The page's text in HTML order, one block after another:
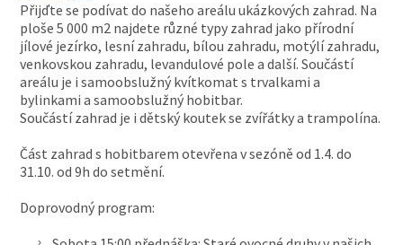
Přijďte se podívat do našeho areálu ukázkových zahrad. Na
ploše 5 000 m2 najdete různé typy zahrad jako přírodní
jílové jezírko, lesní zahradu, bílou zahradu, motýlí zahradu,
venkovskou zahradu, levandulové pole a další. Součástí
areálu je i samoobslužný kvítkomat s trvalkami a
bylinkami a samoobslužný hobitbar.
Součástí zahrad je i dětský koutek se zvířátky a trampolína.
Část zahrad s hobitbarem otevřena v sezóně od 1.4. do
31.10. od 9h do setmění.
Doprovodný program: